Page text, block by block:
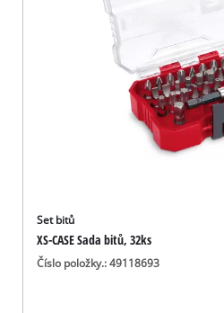
Set bitů
XS-CASE Sada bitů, 32ks
Číslo položky.: 49118693